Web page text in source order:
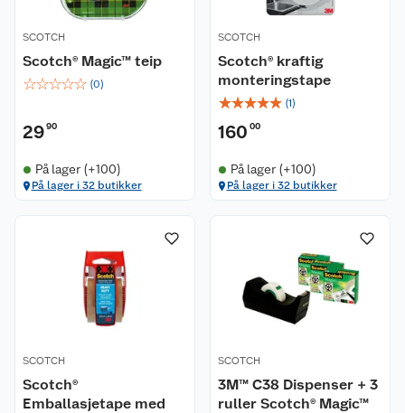
SCOTCH
Scotch® Magic™ teip
☆☆☆☆☆ (0)
2990
På lager (+100)
På lager i 32 butikker
SCOTCH
Scotch® kraftig
monteringstape
☆☆☆☆☆ (1)
160 00
På lager (+100)
På lager i 32 butikker
SCOTCH
Scotch®
Emballasjetape med
SCOTCH
3M™ C38 Dispenser + 3
ruller Scotch® Magic™